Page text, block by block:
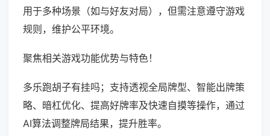
用于多种场景（如与好友对局），但需注意遵守游戏
规则，维护公平环境。
聚焦相关游戏功能优势与特色！
多乐跑胡子有挂吗；支持透视全局牌型、智能出牌策
略、暗杠优化、提高好牌率及快速自摸等操作，通过
AI算法调整牌局结果，提升胜率。